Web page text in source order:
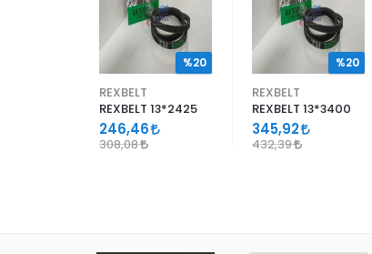
REXBELT
REXBELT 13*2425
246,46
308,08
%20
REXBELT
REXBELT 13*3400
345,92
432,39
%20